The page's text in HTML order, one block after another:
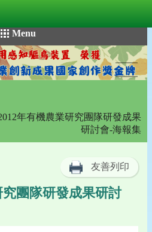
Menu
年有機農業研究團隊研發成果
研討會-海報集
友善列印
團隊研發成果研討